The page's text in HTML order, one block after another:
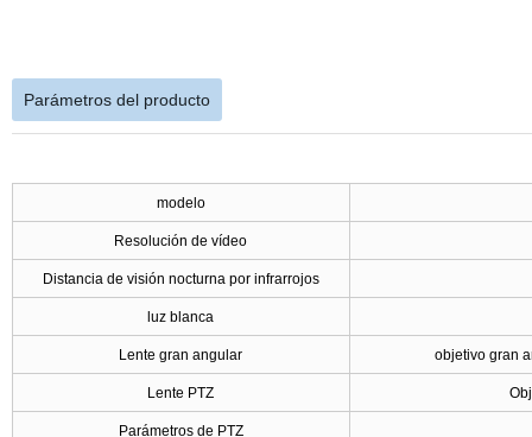
Parámetros del producto
modelo
Resolución de vídeo
Distancia de visión nocturna por infrarrojos
luz blanca
Lente gran angular objetivo gran
Lente PTZ
Parámetros de PTZ